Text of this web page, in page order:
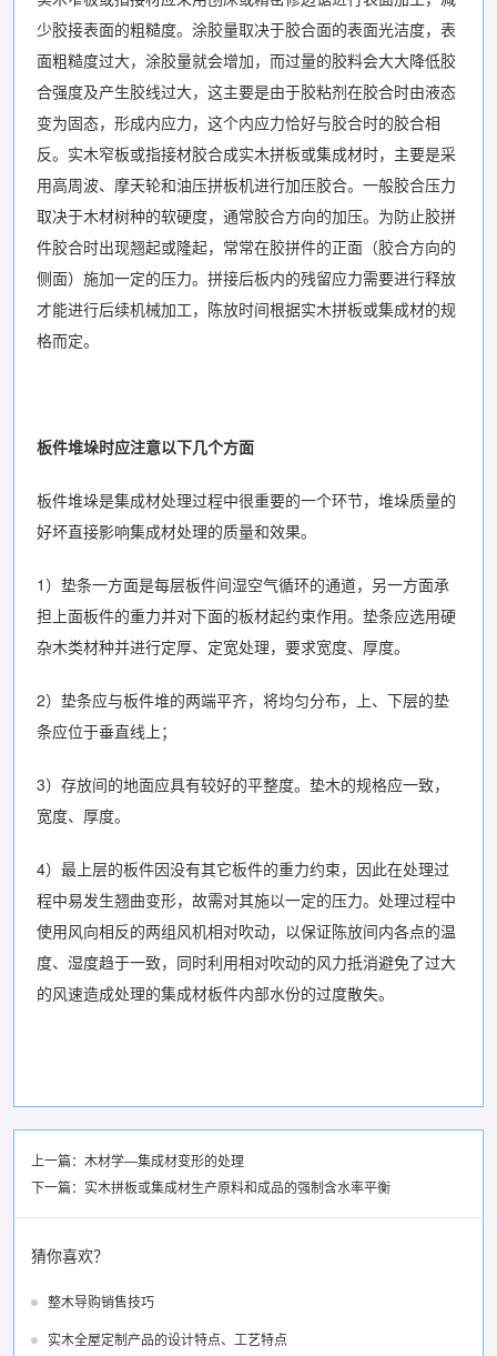
少胶接表面的粗糙度。涂胶量取决于胶合面的表面光洁度，表
面粗糙度过大，涂胶量就会增加，而过量的胶料会大大降低胶
合强度及产生胶线过大，这主要是由于胶粘剂在胶合时由液态
变为固态，形成内应力，这个内应力恰好与胶合时的胶合相
反。实木窄板或指接材胶合成实木拼板或集成材时，主要是采
用高周波、摩天轮和油压拼板机进行加压胶合。一般胶合压力
取决于木材树种的软硬度，通常胶合方向的加压。为防止胶拼
件胶合时出现翘起或隆起，常常在胶拼件的正面（胶合方向的
侧面）施加一定的压力。拼接后板内的残留应力需要进行释放
才能进行后续机械加工，陈放时间根据实木拼板或集成材的规
格而定。
板件堆垛时应注意以下几个方面
板件堆垛是集成材处理过程中很重要的一个环节，堆垛质量的
好坏直接影响集成材处理的质量和效果。
1）垫条一方面是每层板件间湿空气循环的通道，另一方面承
担上面板件的重力并对下面的板材起约束作用。垫条应选用硬
杂木类材种并进行定厚、定宽处理，要求宽度、厚度。
2）垫条应与板件堆的两端平齐，将均匀分布，上、下层的垫
条应位于垂直线上；
3）存放间的地面应具有较好的平整度。垫木的规格应一致，
宽度、厚度。
4）最上层的板件因没有其它板件的重力约束，因此在处理过
程中易发生翘曲变形，故需对其施以一定的压力。处理过程中
使用风向相反的两组风机相对吹动，以保证陈放间内各点的温
度、湿度趋于一致，同时利用相对吹动的风力抵消避免了过大
的风速造成处理的集成材板件内部水份的过度散失。
上一篇： 木材学—集成材变形的处理
下一篇： 实木拼板或集成材生产原料和成品的强制含水率平衡
猜你喜欢？
整木导购销售技巧
实木全屋定制产品的设计特点、工艺特点